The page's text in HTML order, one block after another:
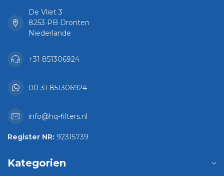
De Vliet 3
8253 PB Dronten
Niederlande
+31 851306924
00 31 851306924
info@hq-filters.nl
Register NR: 92315739
Kategorien